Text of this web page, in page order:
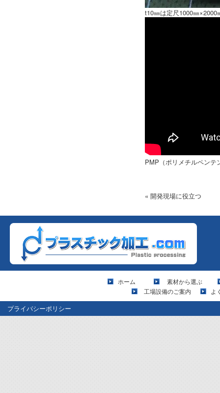
t10㎜は定尺1000㎜
PMP（ポリメチルペンテ
« 開発現場に役立つ
ホーム
素材から選ぶ
工場設備のご案内
よ
プライバシーポリシー